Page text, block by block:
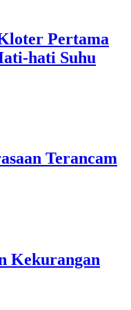
Pertama
hati Suhu
Terancam
Kekurangan